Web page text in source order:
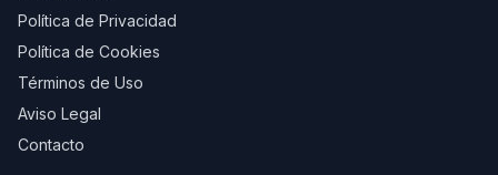
Política de Privacidad
Política de Cookies
Términos de Uso
Aviso Legal
Contacto